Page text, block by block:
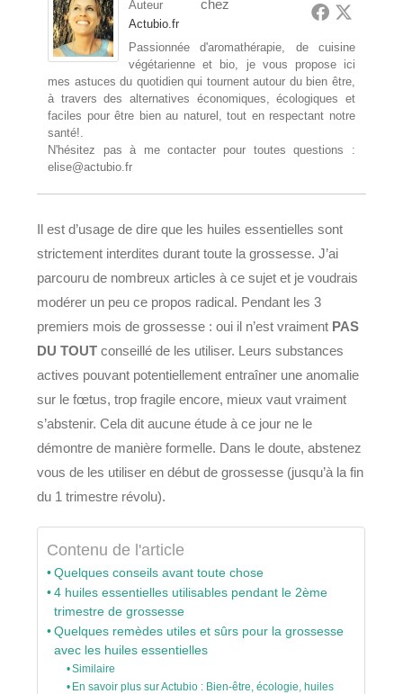
Auteur chez
Actubio.fr
Passionnée d'aromathérapie, de cuisine
végétarienne et bio, je vous propose ici
mes astuces du quotidien qui tournent autour du bien être,
à travers des alternatives économiques, écologiques et
faciles pour être bien au naturel, tout en respectant notre
santé!.
N'hésitez pas à me contacter pour toutes questions :
elise@actubio.fr
Il est d’usage de dire que les huiles essentielles sont
strictement interdites durant toute la grossesse. J’ai
parcouru de nombreux articles à ce sujet et je voudrais
modérer un peu ce propos radical. Pendant les 3
premiers mois de grossesse : oui il n’est vraiment PAS
DU TOUT conseillé de les utiliser. Leurs substances
actives pouvant potentiellement entraîner une anomalie
sur le fœtus, trop fragile encore, mieux vaut vraiment
s’abstenir. Cela dit aucune étude à ce jour ne le
démontre de manière formelle. Dans le doute, abstenez
vous de les utiliser en début de grossesse (jusqu’à la fin
du 1 trimestre révolu).
Contenu de l'article
Quelques conseils avant toute chose
4 huiles essentielles utilisables pendant le 2ème
trimestre de grossesse
Quelques remèdes utiles et sûrs pour la grossesse
avec les huiles essentielles
Similaire
En savoir plus sur Actubio : Bien-être, écologie, huiles